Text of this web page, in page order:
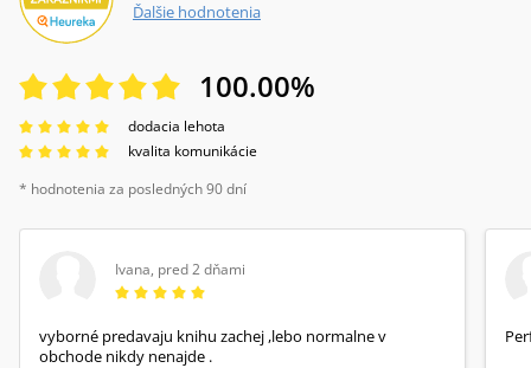
Ďalšie hodnotenia
100.00%
dodacia lehota
kvalita komunikácie
* hodnotenia za posledných 90 dní
Ivana, pred 2 dňami
vyborné predavaju knihu zachej ,lebo normalne v
obchode nikdy nenajde .